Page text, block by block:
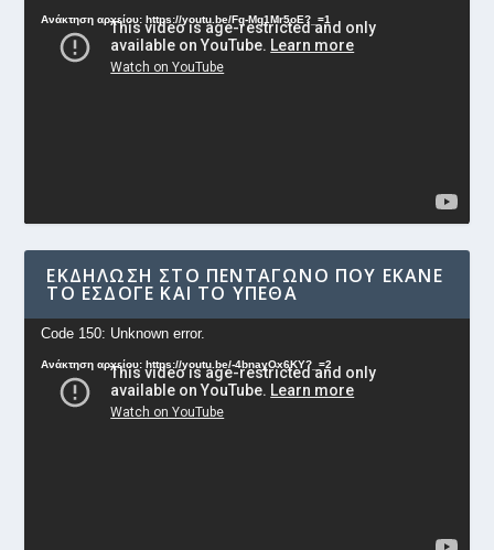
Αναπαραγωγής
Βίντεο
Ανάκτηση αρχείου: https://youtu.be/Fg-Mq1Mr5oE?_=1
ΕΚΔΉΛΩΣΗ ΣΤΟ ΠΕΝΤΆΓΩΝΟ ΠΟΥ ΈΚΑΝΕ
ΤΟ ΕΣΔΟΓΕ ΚΑΙ ΤΟ ΥΠΕΘΑ
Πρόγραμμα
Αναπαραγωγής
Βίντεο
Code 150: Unknown error.
Ανάκτηση αρχείου: https://youtu.be/-4bnayOx6KY?_=2